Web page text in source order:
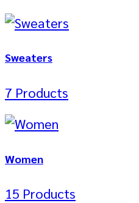
Sweaters
7 Products
Women
15 Products